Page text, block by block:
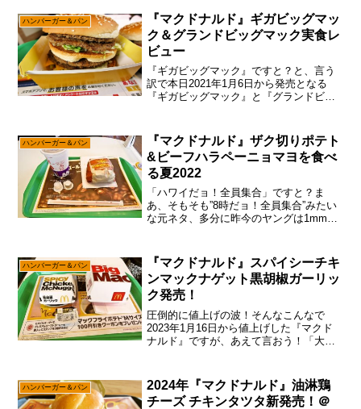
け”ごはんバーガー”なるモノは、ちょっと
どうかな～って常に...
ハンバーガー＆パン
『マクドナルド』ギガビッグマッ
ク＆グランドビッグマック実食レ
ビュー
『ギガビッグマック』ですと？と、言う
訳で本日2021年1月6日から発売となる
『ギガビッグマック』と『グランドビッ
ガビッグマック』（740円）とか『グラン
ドビッグマック』...
ハンバーガー＆パン
『マクドナルド』ザク切りポテト
&ビーフハラペーニョマヨを食べ
る夏2022
「ハワイだョ！全員集合」ですと？ま
あ、そもそも”8時だョ！全員集合”みたい
な元ネタ、多分に昨今のヤングは1mmも
さげな予感ですが、あえて言おう！「一
応は記事的に触ってお...
ハンバーガー＆パン
『マクドナルド』スパイシーチキ
ンマックナゲット黒胡椒ガーリッ
ク発売！
圧倒的に値上げの波！そんなこんなで
2023年1月16日から値上げした『マクド
ナルド』ですが、あえて言おう！「大丈
あえず『バーガーキング』と『ドムドム
ハンバーガー』に行っ...
ハンバーガー＆パン
2024年『マクドナルド』油淋鶏
チーズ チキンタツタ新発売！＠